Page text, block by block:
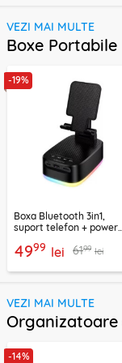
VEZI MAI MULTE
Boxe Portabile
-19%
Boxa Bluetooth 3in1,
suport telefon + power
BR200
4999 lei 6199 lei
VEZI MAI MULTE
-14%